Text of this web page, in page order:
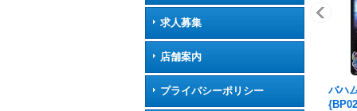
求人募集
店舗案内
プライバシーポリシー
バハ